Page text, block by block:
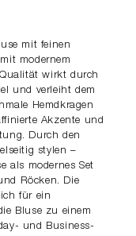
mit feinen
modernem
wirkt durch
und verleiht dem
Hemdkragen
Akzente und
Durch den
stylen –
als modernes Set
Röcken. Die
für ein
Bluse zu einem
und Business-